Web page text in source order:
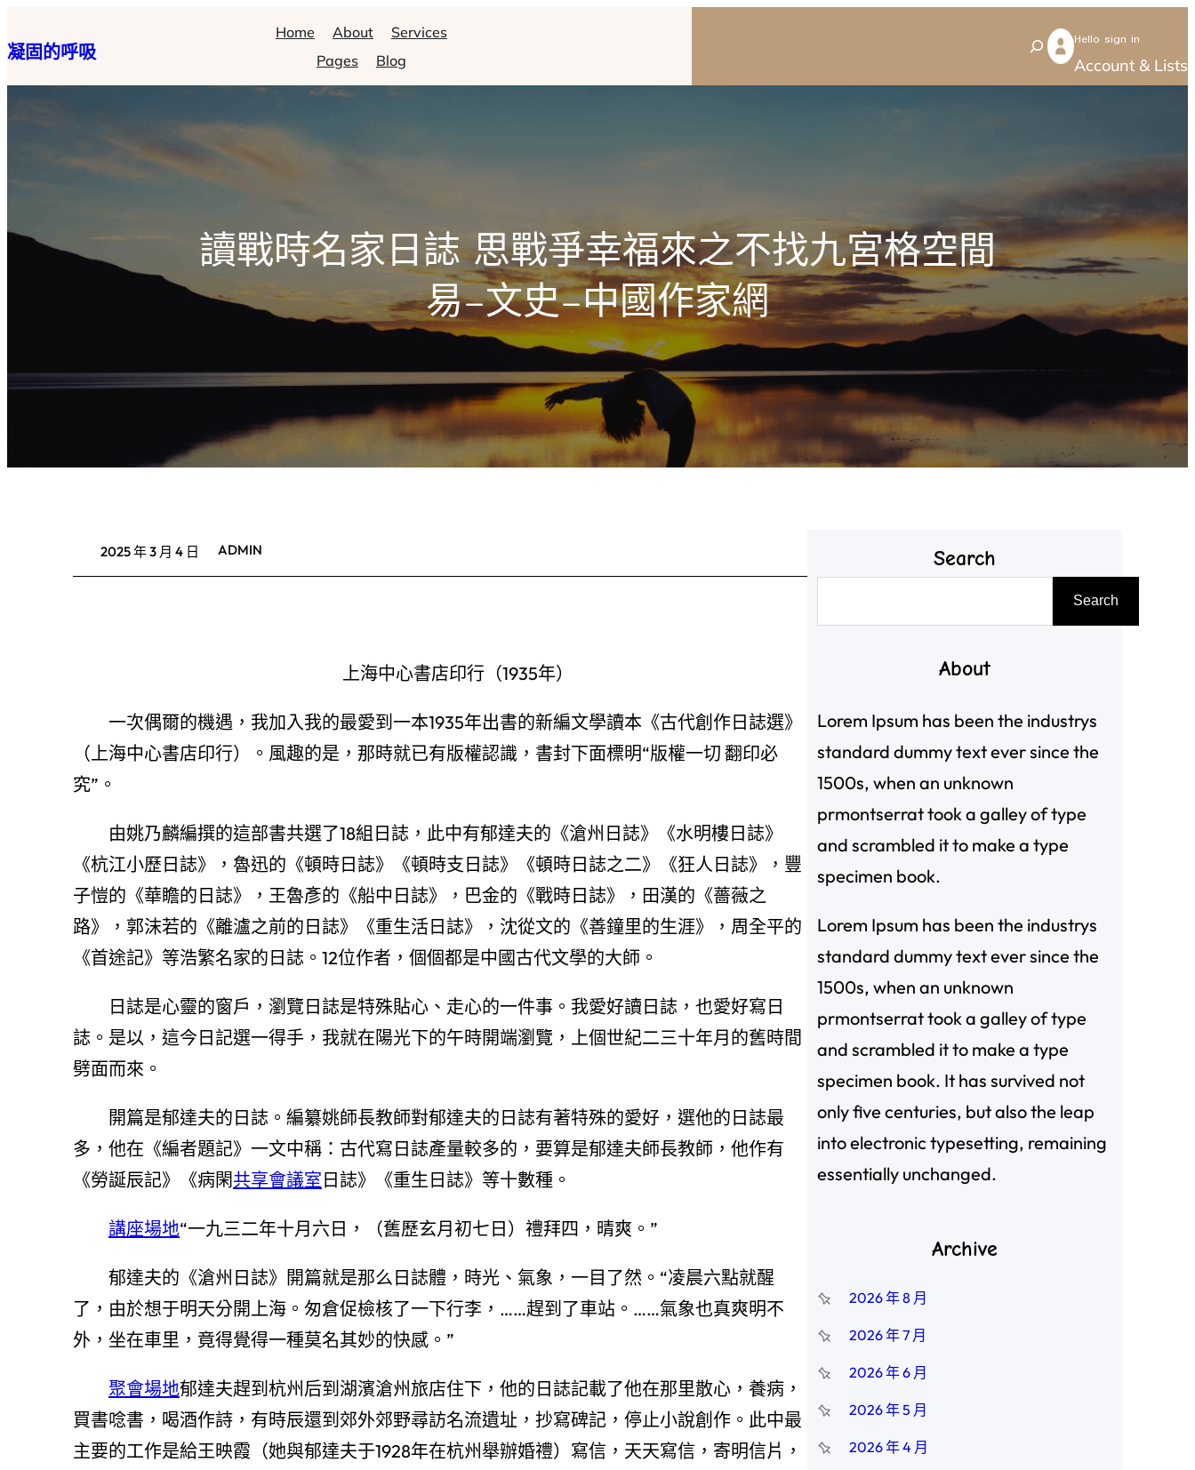
至
主
凝固的呼吸
Home About
Services
Pages
Blog
S
e
Hello sign in
Account & Lists
讀戰時名家日誌 思戰爭幸福來之不找九宮格空間
易–文史–中國作家網
2025 年 3 月 4 日 ADMIN
上海中心書店印行（1935年）
一次偶爾的機遇，我加入我的最愛到一本1935年出書的新編文學讀本《古代創作日誌選》
（上海中心書店印行）。風趣的是，那時就已有版權認識，書封下面標明“版權一切 翻印必
究”。
由姚乃麟編撰的這部書共選了18組日誌，此中有郁達夫的《滄州日誌》《水明樓日誌》
《杭江小歷日誌》，魯迅的《頓時日誌》《頓時支日誌》《頓時日誌之二》《狂人日誌》，豐
子愷的《華瞻的日誌》，王魯彥的《船中日誌》，巴金的《戰時日誌》，田漢的《薔薇之
路》，郭沫若的《離瀘之前的日誌》《重生活日誌》，沈從文的《善鐘里的生涯》，周全平的
《首途記》等浩繁名家的日誌。12位作者，個個都是中國古代文學的大師。
日誌是心靈的窗戶，瀏覽日誌是特殊貼心、走心的一件事。我愛好讀日誌，也愛好寫日
誌。是以，這今日記選一得手，我就在陽光下的午時開端瀏覽，上個世紀二三十年月的舊時間
劈面而來。
開篇是郁達夫的日誌。編纂姚師長教師對郁達夫的日誌有著特殊的愛好，選他的日誌最
多，他在《編者題記》一文中稱：古代寫日誌產量較多的，要算是郁達夫師長教師，他作有
《勞誕辰記》《病閑共享會議室日誌》《重生日誌》等十數種。
講座場地“一九三二年十月六日，（舊歷玄月初七日）禮拜四，晴爽。”
郁達夫的《滄州日誌》開篇就是那么日誌體，時光、氣象，一目了然。“凌晨六點就醒
了，由於想于明天分開上海。匆倉促檢核了一下行李，……趕到了車站。……氣象也真爽明不
外，坐在車里，竟得覺得一種莫名其妙的快感。”
聚會場地郁達夫趕到杭州后到湖濱滄州旅店住下，他的日誌記載了他在那里散心，養病，
買書唸書，喝酒作詩，有時辰還到郊外郊野尋訪名流遺址，抄寫碑記，停止小說創作。此中最
主要的工作是給王映霞（她與郁達夫于1928年在杭州舉辦婚禮）寫信，天天寫信，寄明信片，
Search
尋
Search
About
Lorem Ipsum has been the industrys
standard dummy text ever since the
1500s, when an unknown
prmontserrat took a galley of type
and scrambled it to make a type
specimen book.
Lorem Ipsum has been the industrys
standard dummy text ever since the
1500s, when an unknown
prmontserrat took a galley of type
and scrambled it to make a type
specimen book. It has survived not
only five centuries, but also the leap
into electronic typesetting, remaining
essentially unchanged.
Archive
2026 年 8 月
2026 年 7 月
2026 年 6 月
2026 年 5 月
2026 年 4 月